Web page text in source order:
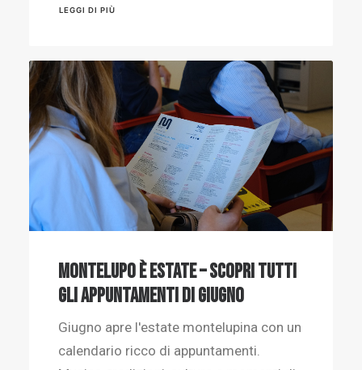
LEGGI DI PIÙ
MONTELUPO È ESTATE – SCOPRI TUTTI
GLI APPUNTAMENTI DI GIUGNO
Giugno apre l'estate montelupina con un
calendario ricco di appuntamenti.